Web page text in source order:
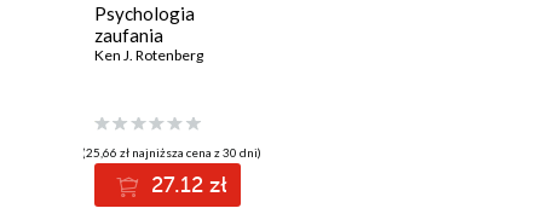
Psychologia
zaufania
Ken J. Rotenberg
(25,66 zł najniższa cena z 30 dni)
27.12 zł